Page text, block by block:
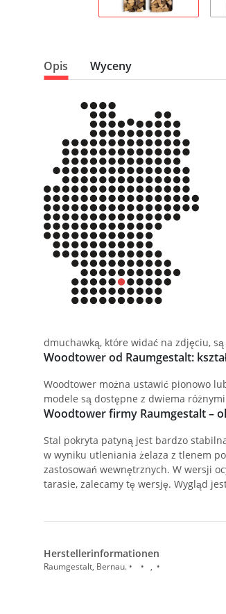
Opis Wyceny
dmuchawką, które widać na zdjęciu,
Woodtower od Raumgestalt:
Woodtower można ustawić pionowo
modele są dostępne z dwiema
Woodtower firmy Raumgestalt –
Stal pokryta patyną jest bardzo
w wyniku utleniania żelaza z tlenem
zastosowań wewnętrznych. W wersji
tarasie, zalecamy tę wersję. Wygląd
Herstellerinformationen
Raumgestalt, Bernau. • • , •